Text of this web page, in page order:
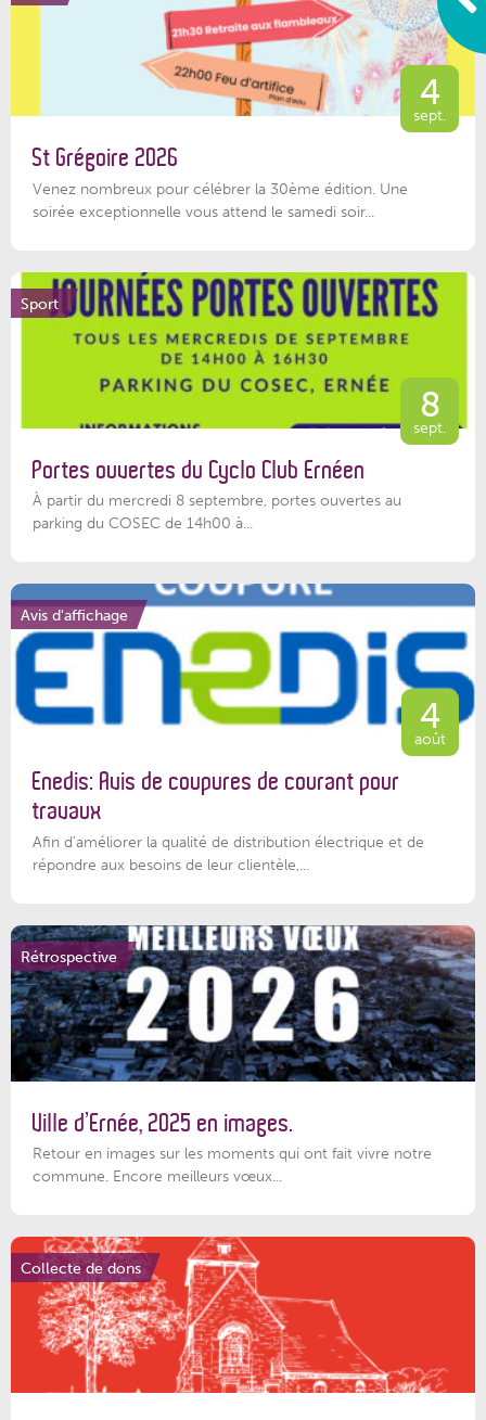
4
sept.
St Grégoire 2026
Venez nombreux pour célébrer la 30ème édition. Une
soirée exceptionnelle vous attend le samedi soir...
Sport
8
sept.
Portes ouvertes du Cyclo Club Ernéen
À partir du mercredi 8 septembre, portes ouvertes au
parking du COSEC de 14h00 à...
Avis d'affichage
4
août
Enedis: Avis de coupures de courant pour
travaux
Afin d’améliorer la qualité de distribution électrique et de
répondre aux besoins de leur clientèle,...
Rétrospective
Ville d’Ernée, 2025 en images.
Retour en images sur les moments qui ont fait vivre notre
commune. Encore meilleurs vœux...
Collecte de dons